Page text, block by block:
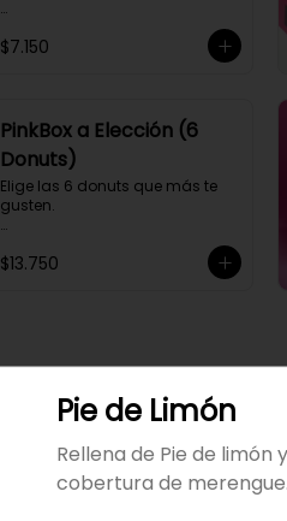
Si quieres algún sabor que no
esté disponible puedes
programar tu pedido para otro
$7.150
PinkBox a Elección (6
Donuts)
Elige las 6 donuts que más te
gusten.
Si quieres algún sabor que no
esté disponible puedes
programar tu pedido para otro
$13.750
Pie de Limón
Rellena de Pie de limón y
cobertura de merengue.